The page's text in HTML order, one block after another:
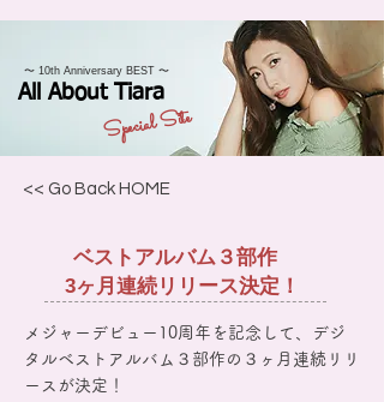
All About Tiara
Special Site
〜 10th Anniversary BEST 〜
<< Go Back HOME
ベストアルバム３部作
3ヶ月連続リリース決定！
メジャーデビュー10周年を記念して、デジ
タルベストアルバム３部作の３ヶ月連続リリ
ースが決定！